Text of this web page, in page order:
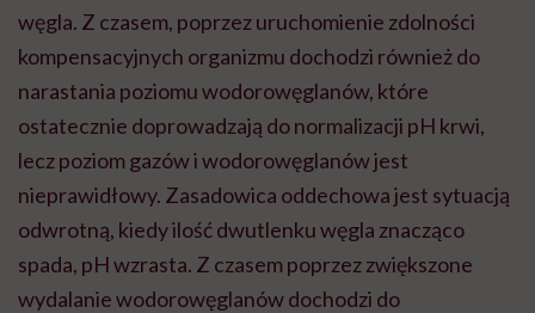
węgla. Z czasem, poprzez uruchomienie zdolności
kompensacyjnych organizmu dochodzi również do
narastania poziomu wodorowęglanów, które
ostatecznie doprowadzają do normalizacji pH krwi,
lecz poziom gazów i wodorowęglanów jest
nieprawidłowy. Zasadowica oddechowa jest sytuacją
odwrotną, kiedy ilość dwutlenku węgla znacząco
spada, pH wzrasta. Z czasem poprzez zwiększone
wydalanie wodorowęglanów dochodzi do